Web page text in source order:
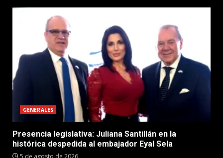
GENERALES
Presencia legislativa: Juliana Santillán en la
histórica despedida al embajador Eyal Sela
5 de agosto de 2026